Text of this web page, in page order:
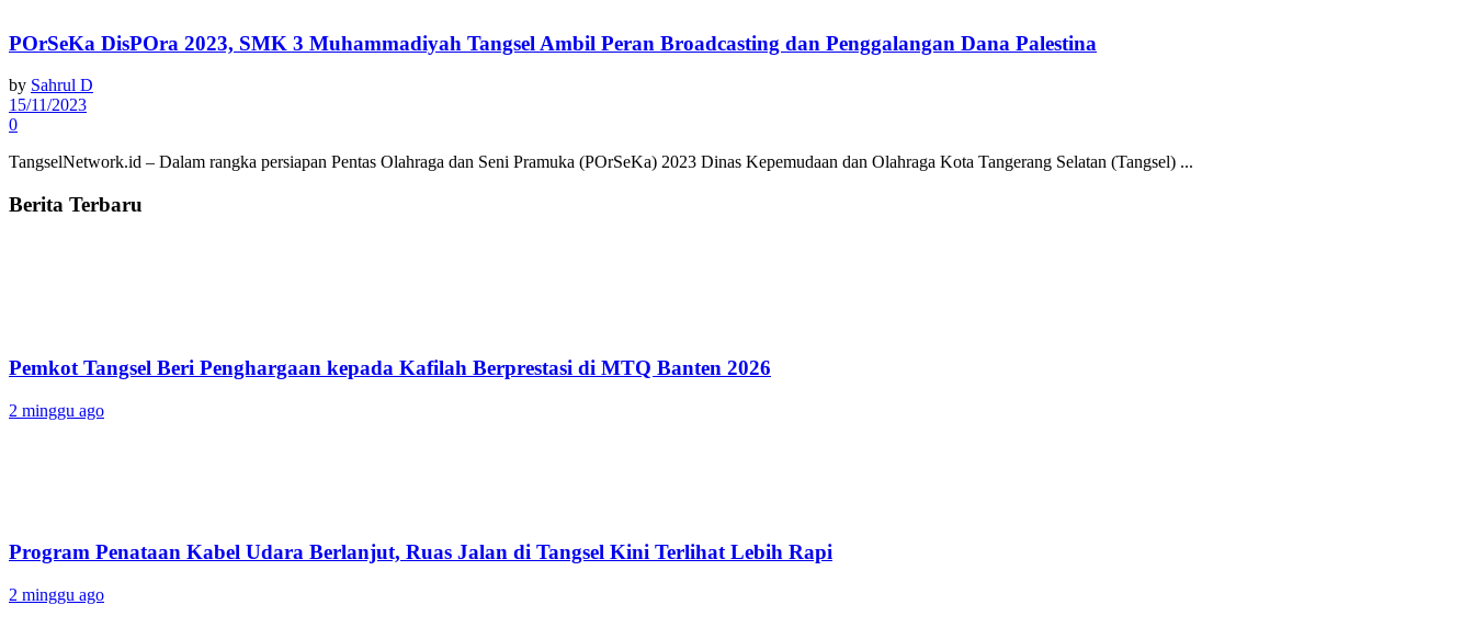
POrSeKa DisPOra 2023, SMK 3 Muhammadiyah Tangsel Ambil Peran Broadcasting dan Penggalangan Dana Palestina
by Sahrul D
15/11/2023
0
TangselNetwork.id – Dalam rangka persiapan Pentas Olahraga dan Seni Pramuka (POrSeKa) 2023 Dinas Kepemudaan dan Olahraga Kota Tangerang Selatan (Tangsel) ...
Berita Terbaru
Pemkot Tangsel Beri Penghargaan kepada Kafilah Berprestasi di MTQ Banten 2026
2 minggu ago
Program Penataan Kabel Udara Berlanjut, Ruas Jalan di Tangsel Kini Terlihat Lebih Rapi
2 minggu ago